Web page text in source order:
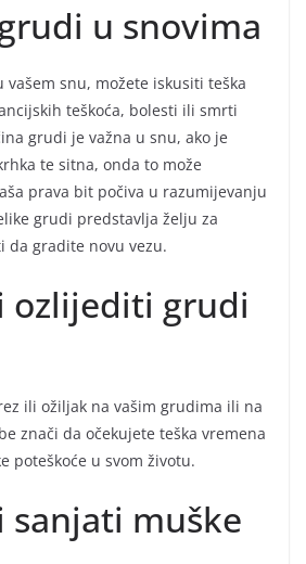
u snovima
vašem snu, možete iskusiti teška
teškoća, bolesti ili smrti
grudi je važna u snu, ako je
te sitna, onda to može
prava bit počiva u razumijevanju
grudi predstavlja želju za
da gradite novu vezu.
ozlijediti grudi
ili ožiljak na vašim grudima ili na
znači da očekujete teška vremena
poteškoće u svom životu.
sanjati muške